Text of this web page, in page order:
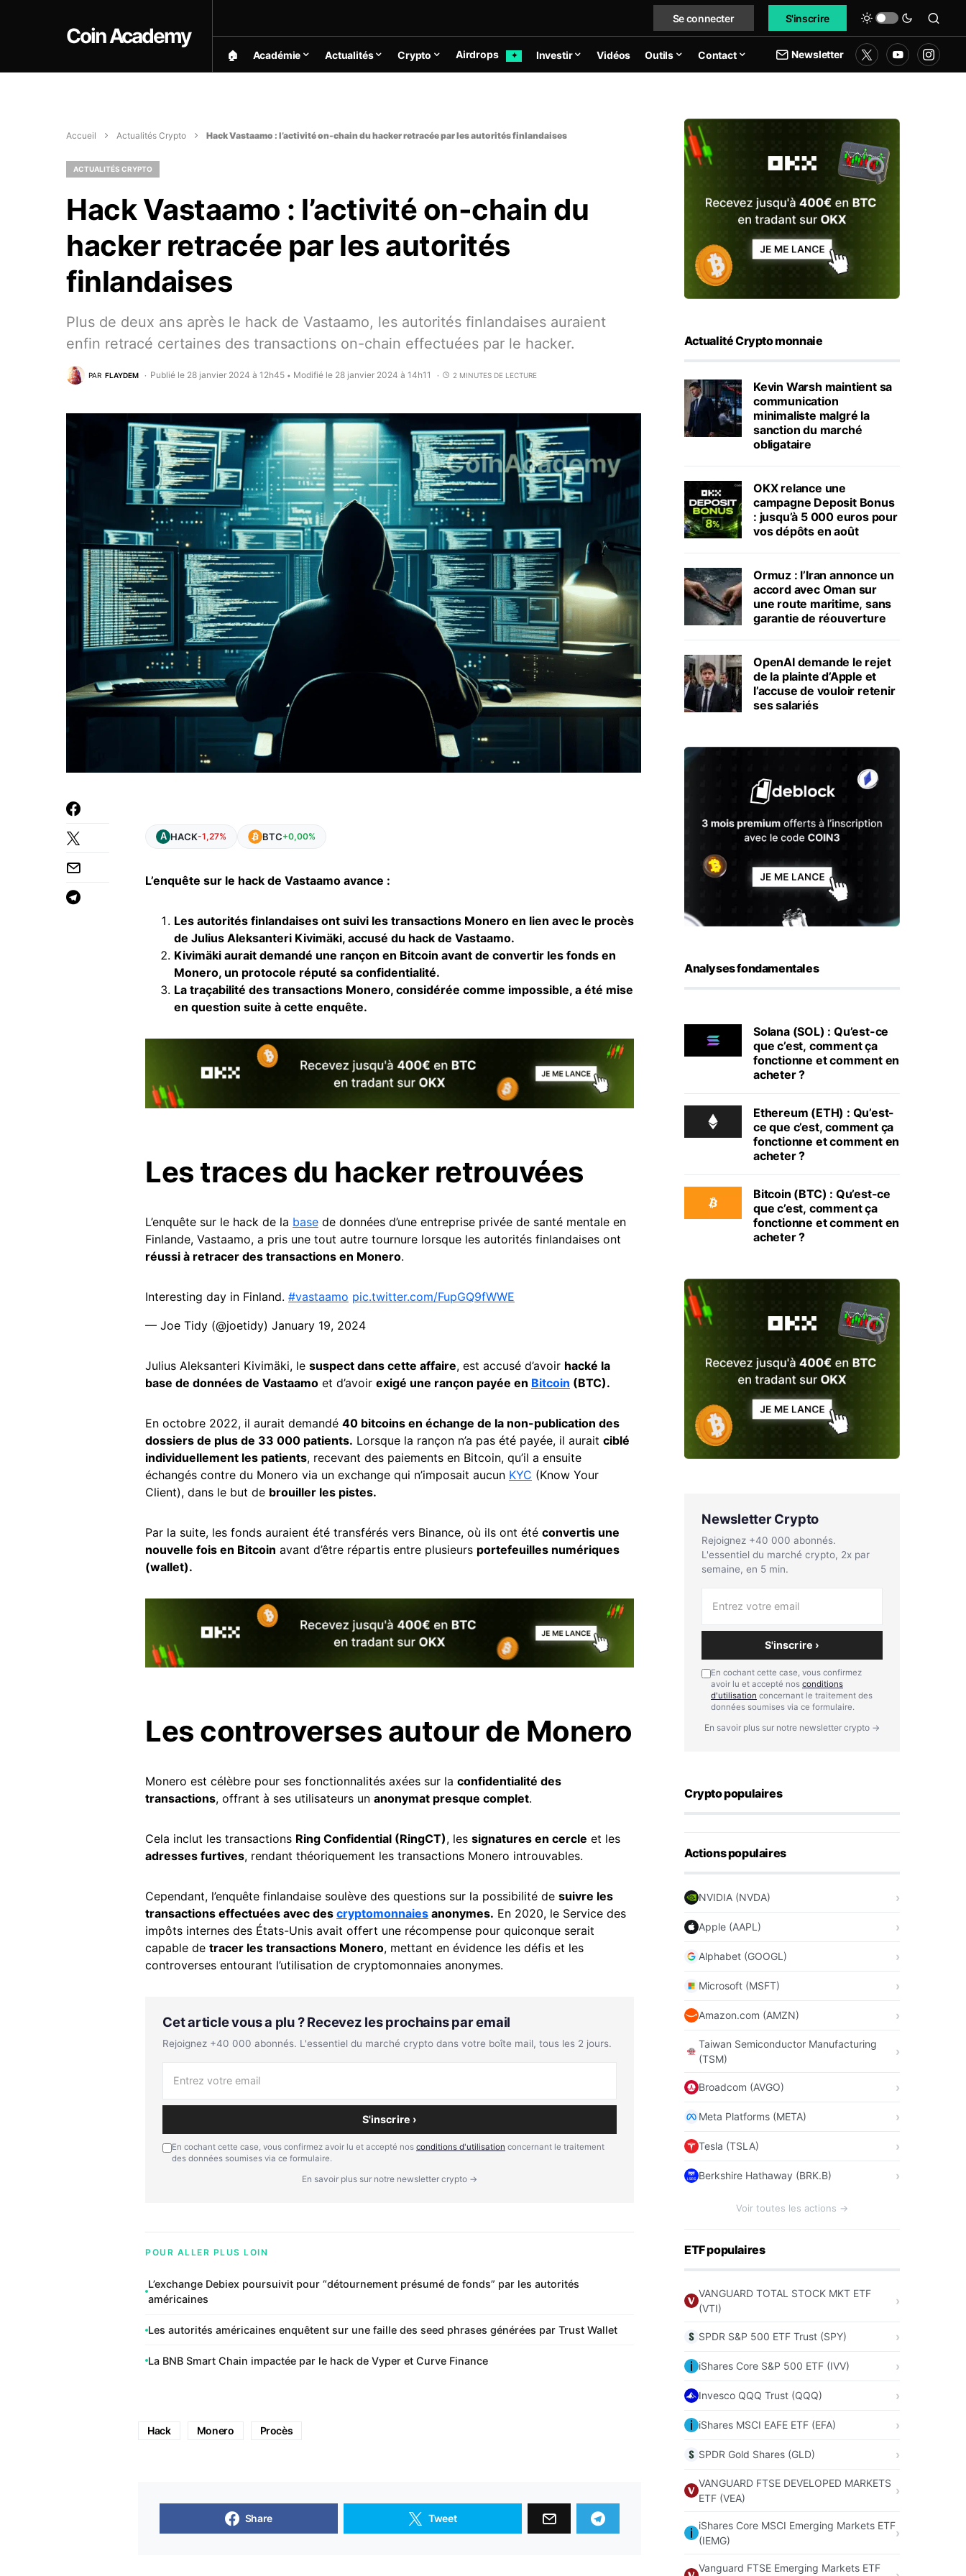
Coin Academy
Se connecter S'inscrire
🏠︎ Académie Actualités Crypto Airdrops ✦ Investir Vidéos Outils Contact Newsletter
Accueil Actualités Crypto Hack Vastaamo : l’activité on-chain du hacker retracée par les autorités finlandaises
ACTUALITÉS CRYPTO
Hack Vastaamo : l’activité on-chain du
hacker retracée par les autorités
finlandaises
Plus de deux ans après le hack de Vastaamo, les autorités finlandaises auraient
enfin retracé certaines des transactions on-chain effectuées par le hacker.
PAR FLAYDEM Publié le 28 janvier 2024 à 12h45 • Modifié le 28 janvier 2024 à 14h11 2 MINUTES DE LECTURE
HACK-1,27% BTC+0,00%
L’enquête sur le hack de Vastaamo avance :
Les autorités finlandaises ont suivi les transactions Monero en lien avec le procès
de Julius Aleksanteri Kivimäki, accusé du hack de Vastaamo.
Kivimäki aurait demandé une rançon en Bitcoin avant de convertir les fonds en
Monero, un protocole réputé sa confidentialité.
La traçabilité des transactions Monero, considérée comme impossible, a été mise
en question suite à cette enquête.
Les traces du hacker retrouvées
L’enquête sur le hack de la base de données d’une entreprise privée de santé mentale en
Finlande, Vastaamo, a pris une tout autre tournure lorsque les autorités finlandaises ont
réussi à retracer des transactions en Monero.
Interesting day in Finland. #vastaamo pic.twitter.com/FupGQ9fWWE
— Joe Tidy (@joetidy) January 19, 2024
Julius Aleksanteri Kivimäki, le suspect dans cette affaire, est accusé d’avoir hacké la
base de données de Vastaamo et d’avoir exigé une rançon payée en Bitcoin (BTC).
En octobre 2022, il aurait demandé 40 bitcoins en échange de la non-publication des
dossiers de plus de 33 000 patients. Lorsque la rançon n’a pas été payée, il aurait ciblé
individuellement les patients, recevant des paiements en Bitcoin, qu’il a ensuite
échangés contre du Monero via un exchange qui n’imposait aucun KYC (Know Your
Client), dans le but de brouiller les pistes.
Par la suite, les fonds auraient été transférés vers Binance, où ils ont été convertis une
nouvelle fois en Bitcoin avant d’être répartis entre plusieurs portefeuilles numériques
(wallet).
Les controverses autour de Monero
Monero est célèbre pour ses fonctionnalités axées sur la confidentialité des
transactions, offrant à ses utilisateurs un anonymat presque complet.
Cela inclut les transactions Ring Confidential (RingCT), les signatures en cercle et les
adresses furtives, rendant théoriquement les transactions Monero introuvables.
Cependant, l’enquête finlandaise soulève des questions sur la possibilité de suivre les
transactions effectuées avec des cryptomonnaies anonymes. En 2020, le Service des
impôts internes des États-Unis avait offert une récompense pour quiconque serait
capable de tracer les transactions Monero, mettant en évidence les défis et les
controverses entourant l’utilisation de cryptomonnaies anonymes.
Cet article vous a plu ? Recevez les prochains par email
Rejoignez +40 000 abonnés. L'essentiel du marché crypto dans votre boîte mail, tous les 2 jours.
S'inscrire ›
En cochant cette case, vous confirmez avoir lu et accepté nos conditions d'utilisation concernant le traitement
des données soumises via ce formulaire.
En savoir plus sur notre newsletter crypto →
POUR ALLER PLUS LOIN
L’exchange Debiex poursuivit pour “détournement présumé de fonds” par les autorités
américaines
Les autorités américaines enquêtent sur une faille des seed phrases générées par Trust Wallet
La BNB Smart Chain impactée par le hack de Vyper et Curve Finance
Hack Monero Procès
Share Tweet
Actualité Crypto monnaie
Kevin Warsh maintient sa
communication
minimaliste malgré la
sanction du marché
obligataire
OKX relance une
campagne Deposit Bonus
: jusqu’à 5 000 euros pour
vos dépôts en août
Ormuz : l’Iran annonce un
accord avec Oman sur
une route maritime, sans
garantie de réouverture
OpenAI demande le rejet
de la plainte d’Apple et
l’accuse de vouloir retenir
ses salariés
Analyses fondamentales
Solana (SOL) : Qu’est-ce
que c’est, comment ça
fonctionne et comment en
acheter ?
Ethereum (ETH) : Qu’est-
ce que c’est, comment ça
fonctionne et comment en
acheter ?
Bitcoin (BTC) : Qu’est-ce
que c’est, comment ça
fonctionne et comment en
acheter ?
Newsletter Crypto
Rejoignez +40 000 abonnés.
L'essentiel du marché crypto, 2x par
semaine, en 5 min.
S'inscrire ›
En cochant cette case, vous confirmez
avoir lu et accepté nos conditions
d'utilisation concernant le traitement des
données soumises via ce formulaire.
En savoir plus sur notre newsletter crypto →
Crypto populaires
Actions populaires
NVIDIA (NVDA)
Apple (AAPL)
Alphabet (GOOGL)
Microsoft (MSFT)
Amazon.com (AMZN)
Taiwan Semiconductor Manufacturing
(TSM)
Broadcom (AVGO)
Meta Platforms (META)
Tesla (TSLA)
Berkshire Hathaway (BRK.B)
Voir toutes les actions →
ETF populaires
VANGUARD TOTAL STOCK MKT ETF
(VTI)
SPDR S&P 500 ETF Trust (SPY)
iShares Core S&P 500 ETF (IVV)
Invesco QQQ Trust (QQQ)
iShares MSCI EAFE ETF (EFA)
SPDR Gold Shares (GLD)
VANGUARD FTSE DEVELOPED MARKETS
ETF (VEA)
iShares Core MSCI Emerging Markets ETF
(IEMG)
Vanguard FTSE Emerging Markets ETF